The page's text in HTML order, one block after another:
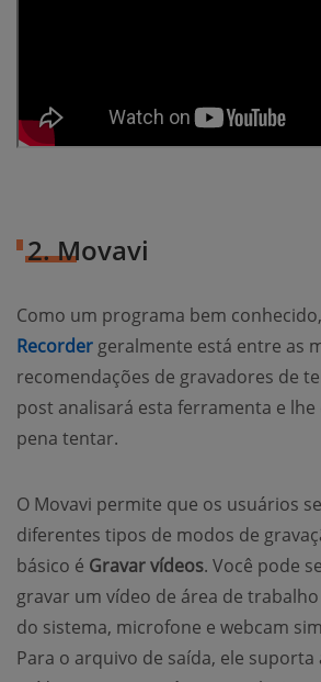
2. Movavi
Como um programa bem
Recorder geralmente está entre as
recomendações de gravadores de
post analisará esta ferramenta e
pena tentar.
O Movavi permite que os usuários
diferentes tipos de modos de
básico é Gravar vídeos. Você pode
gravar um vídeo de área de
do sistema, microfone e webcam
Para o arquivo de saída, ele